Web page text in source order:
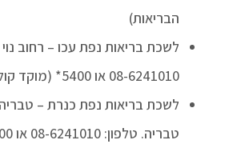
הבריאות)
08-6241010 או 5400* (מוקד קול הבריאות)